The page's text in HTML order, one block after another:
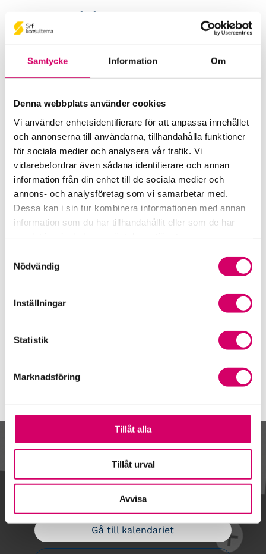
Samtycke Information Om
Denna webbplats använder cookies
Vi använder enhetsidentifierare för att anpassa innehållet
och annonserna till användarna, tillhandahålla funktioner
för sociala medier och analysera vår trafik. Vi
vidarebefordrar även sådana identifierare och annan
information från din enhet till de sociala medier och
annons- och analysföretag som vi samarbetar med.
Dessa kan i sin tur kombinera informationen med annan
information som du har tillhandahållit eller som de har
Nödvändig
Inställningar
Statistik
Marknadsföring
Tillåt alla
Tillåt urval
Avvisa
Prenumerera på våra nyhetsbrev
Pressrum
Remisser
Samverkan med myndigheter och organisationer
Srf Fokusrapport 2024 – insikter för hållbart
företagande
Våra nyhetskanaler
Tidningen Konsulten
Öppet brev till Myndigheten för yrkeshögskolan
Framtidsutsikter i lönebranschen
Kalendarium
Gå till kalendariet